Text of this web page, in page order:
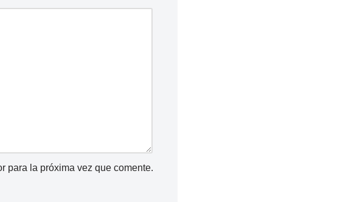
para la próxima vez que comente.